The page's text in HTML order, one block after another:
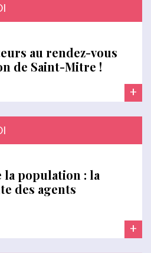
au rendez-vous
de Saint-Mitre !
+
la population : la
des agents
+